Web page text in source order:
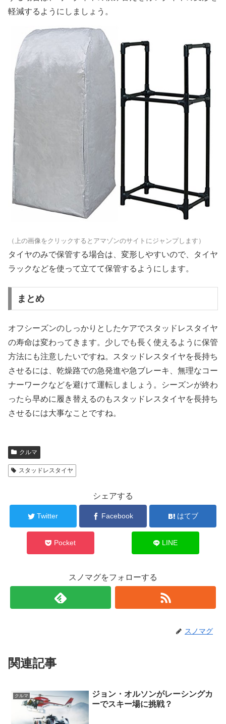
軽減するようにしましょう。
（上の画像をクリックするとアマゾンのサイトにジャンプします）
タイヤのみで保管する場合は、変形しやすいので、タイヤ
ラックなどを使って立てて保管するようにします。
まとめ
オフシーズンのしっかりとしたケアでスタッドレスタイヤ
の寿命は変わってきます。少しでも長く使えるように保管
方法にも注意したいですね。スタッドレスタイヤを長持ち
させるには、乾燥路での急発進や急ブレーキ、無理なコー
ナーワークなどを避けて運転しましょう。シーズンが終わ
ったら早めに履き替えるのもスタッドレスタイヤを長持ち
させるには大事なことですね。
クルマ
スタッドレスタイヤ
シェアする
Twitter Facebook はてブ
Pocket LINE
スノマグをフォローする
スノマグ
関連記事
クルマ
ジョン・オルソンがレーシングカ
ーでスキー場に挑戦？